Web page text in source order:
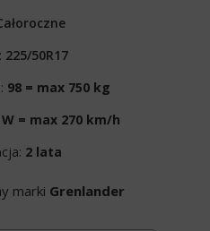
225/50R17
98 = max 750 kg
W = max 270 km/h
2 lata
marki Grenlander